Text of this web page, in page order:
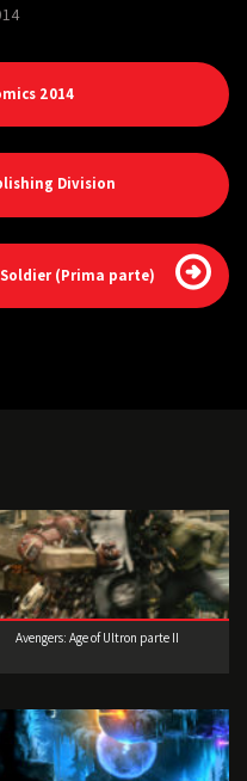
2014
Division
(Prima parte)
Avengers: Age of Ultron parte II